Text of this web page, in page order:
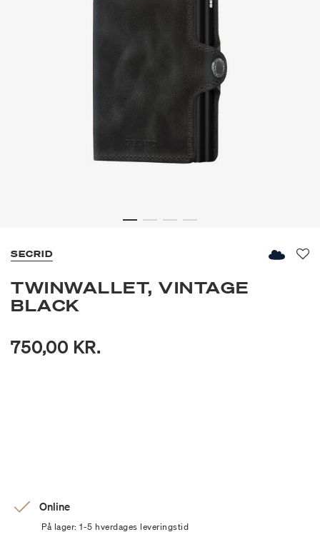
SECRID
TWINWALLET, VINTAGE
BLACK
750,00 KR.
Online
På lager: 1-5 hverdages leveringstid